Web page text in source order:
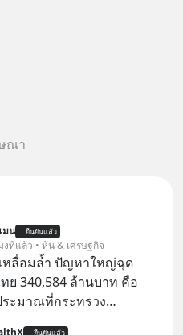
ณา
มน ยืนยันแล้ว
งที่แล้ว • หุ้น & เศรษฐกิจ
หลื่อมล้ำ ปัญหาใหญ่ฉุด
ย 340,584 ล้านบาท คือ
ระมาณที่กระทรวง
ยืนยันแล้ว